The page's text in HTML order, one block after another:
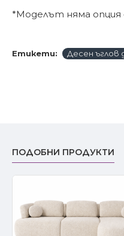
*Моделът няма опция
Етикети: Десен ъглов
ПОДОБНИ ПРОДУКТИ